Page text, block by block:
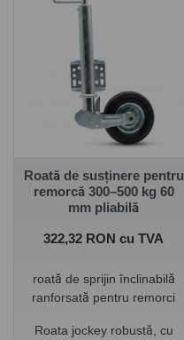
Roată de susținere pentru
remorcă 300–500 kg 60
mm pliabilă
Pret
322,32 RON cu TVA
roată de sprijin înclinabilă
ranforsată pentru remorci
Roata jockey robustă, cu